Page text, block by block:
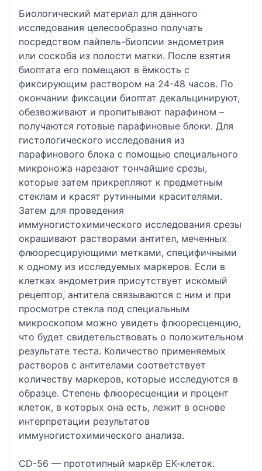
Биологический материал для данного
исследования целесообразно получать
посредством пайпель-биопсии эндометрия
или соскоба из полости матки. После взятия
биоптата его помещают в ёмкость с
фиксирующим раствором на 24-48 часов. По
окончании фиксации биоптат декальцинируют,
обезвоживают и пропитывают парафином –
получаются готовые парафиновые блоки. Для
гистологического исследования из
парафинового блока с помощью специального
микроножа нарезают тончайшие срезы,
которые затем прикрепляют к предметным
стеклам и красят рутинными красителями.
Затем для проведения
иммуногистохимического исследования срезы
окрашивают растворами антител, меченных
флюоресцирующими метками, специфичными
к одному из исследуемых маркеров. Если в
клетках эндометрия присутствует искомый
рецептор, антитела связываются с ним и при
просмотре стекла под специальным
микроскопом можно увидеть флюоресценцию,
что будет свидетельствовать о положительном
результате теста. Количество применяемых
растворов с антителами соответствует
количеству маркеров, которые исследуются в
образце. Степень флюоресценции и процент
клеток, в которых она есть, лежит в основе
интерпретации результатов
иммуногистохимического анализа.
CD-56 — прототипный маркёр ЕК-клеток.